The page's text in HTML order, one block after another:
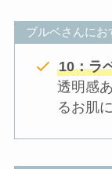
ブルベさんにお
10：ラ
透明感
るお肌に